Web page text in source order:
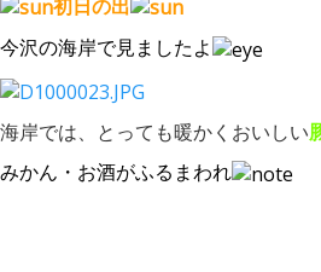
初日の出
今沢の海岸で見ましたよ
海岸では、とっても暖かくおいしい
みかん・お酒がふるまわれ